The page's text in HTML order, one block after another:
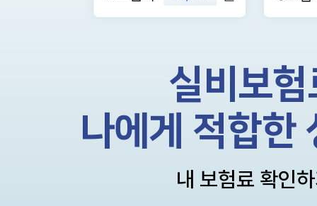
실비보험
나에게 적합한
내 보험료 확인